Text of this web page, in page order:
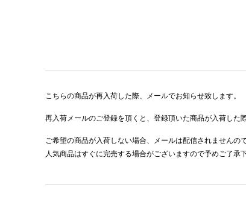
こちらの商品が再入荷した際、メールでお知らせ致します。
再入荷メールのご登録を頂くと、登録頂いた商品が入荷した
ご希望の商品が入荷しない場合、メールは配信されませんの
人気商品はすぐに完売する場合がございますので予めご了承下